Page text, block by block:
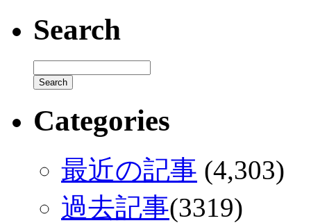
Search
Categories
最近の記事 (4,303)
過去記事(3319)